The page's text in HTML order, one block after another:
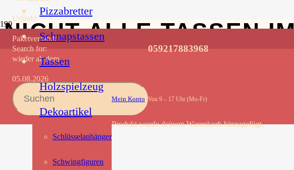
Urlaub!
Paketversandt
wieder ab dem
05.08.2026
Search for: 059217883968
Von 9 – 17 Uhr (Mo-Fr)
Pizzabretter
Schnapstassen
Tassen
Holzspielzeug
Dekoartikel
Schlüsselanhänger
Schwingfiguren
Mein Konto
Produktwurde deinem Warenkorb hinzugefügt.
NICHT ALLE TASSEN